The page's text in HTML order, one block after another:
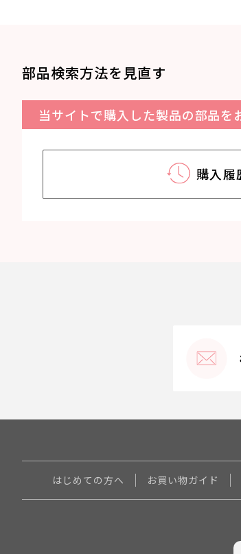
部品検索方法を見直す
当サイトで購入した製品の部品を
購入履
はじめての方へ お買い物ガイド